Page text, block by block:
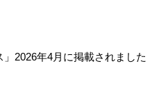
」2026年4月に掲載されました